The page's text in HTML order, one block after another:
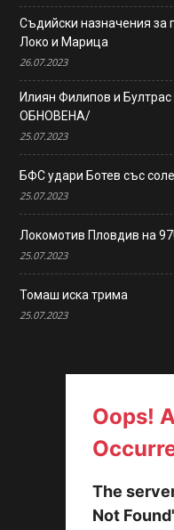
Съдийски назначения за
Локо и Марица
26.07.2023
Илиян Филипов и
ОБНОВЕНА/
25.07.2023
БФС удари Ботев със
25.07.2023
Локомотив Пловдив на 97!
25.07.2023
Томаш иска трима
25.07.2023